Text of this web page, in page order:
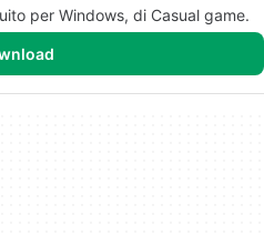
per Windows, di Casual game.